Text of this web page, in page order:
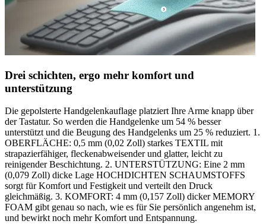
Drei schichten, ergo mehr komfort und
unterstützung
Die gepolsterte Handgelenkauflage platziert Ihre Arme knapp über
der Tastatur. So werden die Handgelenke um 54 % besser
unterstützt und die Beugung des Handgelenks um 25 % reduziert. 1.
OBERFLÄCHE: 0,5 mm (0,02 Zoll) starkes TEXTIL mit
strapazierfähiger, fleckenabweisender und glatter, leicht zu
reinigender Beschichtung. 2. UNTERSTÜTZUNG: Eine 2 mm
(0,079 Zoll) dicke Lage HOCHDICHTEN SCHAUMSTOFFS
sorgt für Komfort und Festigkeit und verteilt den Druck
gleichmäßig. 3. KOMFORT: 4 mm (0,157 Zoll) dicker MEMORY
FOAM gibt genau so nach, wie es für Sie persönlich angenehm ist,
und bewirkt noch mehr Komfort und Entspannung.